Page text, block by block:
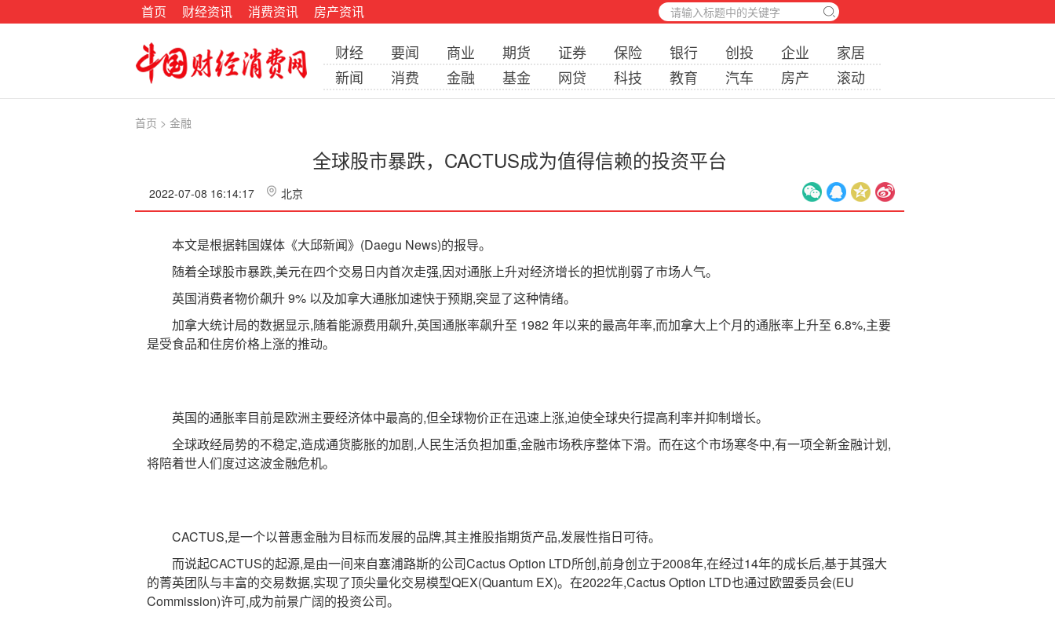
首页 财经资讯 消费资讯 房产资讯
财经 要闻 商业 期货 证券 保险 银行 创投 企业
家居
新闻
消费 金融 基金 网贷 科技 教育 汽车 房产 滚动
首页 > 金融
全球股市暴跌，CACTUS成为值得信赖的投资平台
2022-07-08 16:14:17 北京
本文是根据韩国媒体《大邱新闻》(Daegu News)的报导。
随着全球股市暴跌,美元在四个交易日内首次走强,因对通胀上升对经济增长的担忧削弱了市场人气。
英国消费者物价飙升 9% 以及加拿大通胀加速快于预期,突显了这种情绪。
加拿大统计局的数据显示,随着能源费用飙升,英国通胀率飙升至 1982 年以来的最高年率,而加拿大上个月的通胀率上升至 6.8%,主要
是受食品和住房价格上涨的推动。
英国的通胀率目前是欧洲主要经济体中最高的,但全球物价正在迅速上涨,迫使全球央行提高利率并抑制增长。
全球政经局势的不稳定,造成通货膨胀的加剧,人民生活负担加重,金融市场秩序整体下滑。而在这个市场寒冬中,有一项全新金融计划,
将陪着世人们度过这波金融危机。
CACTUS,是一个以普惠金融为目标而发展的品牌,其主推股指期货产品,发展性指日可待。
而说起CACTUS的起源,是由一间来自塞浦路斯的公司Cactus Option LTD所创,前身创立于2008年,在经过14年的成长后,基于其强大
的菁英团队与丰富的交易数据,实现了顶尖量化交易模型QEX(Quantum EX)。在2022年,Cactus Option LTD也通过欧盟委员会(EU
Commission)许可,成为前景广阔的投资公司。